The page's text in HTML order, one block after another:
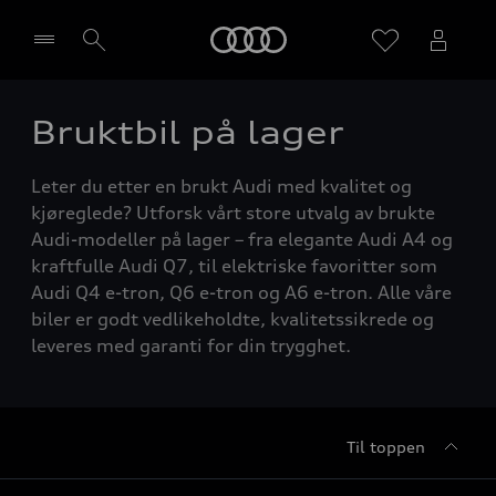
Velg forhandler
Bruktbil på lager
Leter du etter en brukt Audi med kvalitet og
kjøreglede? Utforsk vårt store utvalg av brukte
Audi-modeller på lager – fra elegante Audi A4 og
kraftfulle Audi Q7, til elektriske favoritter som
Audi Q4 e-tron, Q6 e-tron og A6 e-tron. Alle våre
biler er godt vedlikeholdte, kvalitetssikrede og
leveres med garanti for din trygghet.
Til toppen